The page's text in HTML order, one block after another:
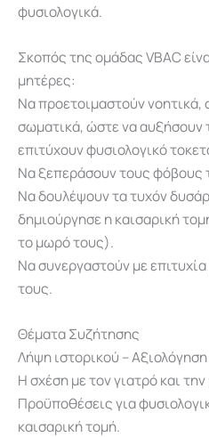
φυσιολογικά.
Σκοπός της ομάδας VBAC
μητέρες:
Να προετοιμαστούν νοητικά,
σωματικά, ώστε να αυξήσουν
επιτύχουν φυσιολογικό
Να ξεπεράσουν τους φόβους
Να δουλέψουν τα τυχόν
δημιούργησε η καισαρική
το μωρό τους).
Να συνεργαστούν με
τους.
Θέματα Συζήτησης
Λήψη ιστορικού –
Η σχέση με τον γιατρό και την
Προϋποθέσεις για
καισαρική τομή.